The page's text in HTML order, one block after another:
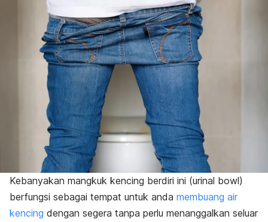
Kebanyakan mangkuk kencing berdiri ini (urinal bowl)
berfungsi sebagai tempat untuk anda membuang air
kencing dengan segera tanpa perlu menanggalkan seluar